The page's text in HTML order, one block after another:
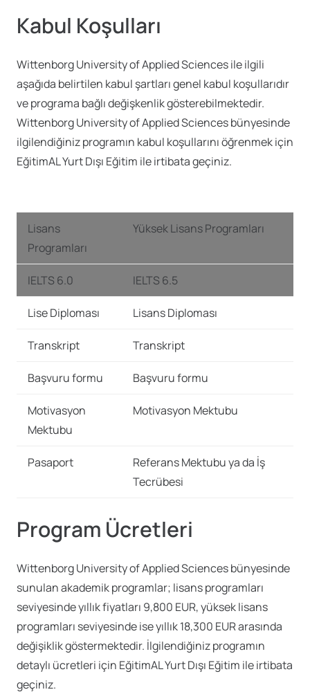
Kabul Koşulları
Wittenborg University of Applied Sciences ile ilgili
aşağıda belirtilen kabul şartları genel kabul koşullarıdır
ve programa bağlı değişkenlik gösterebilmektedir.
Wittenborg University of Applied Sciences bünyesinde
ilgilendiğiniz programın kabul koşullarını öğrenmek için
EğitimAL Yurt Dışı Eğitim ile irtibata geçiniz.
Lisans
Programları
Yüksek Lisans Programları
IELTS 6.0 IELTS 6.5
Lise Diploması Lisans Diploması
Transkript Transkript
Başvuru formu Başvuru formu
Motivasyon
Mektubu
Motivasyon Mektubu
Pasaport
Referans Mektubu ya da İş
Tecrübesi
Program Ücretleri
Wittenborg University of Applied Sciences bünyesinde
sunulan akademik programlar; lisans programları
seviyesinde yıllık fiyatları 9,800 EUR, yüksek lisans
programları seviyesinde ise yıllık 18,300 EUR arasında
değişiklik göstermektedir. İlgilendiğiniz programın
detaylı ücretleri için EğitimAL Yurt Dışı Eğitim ile irtibata
geçiniz.